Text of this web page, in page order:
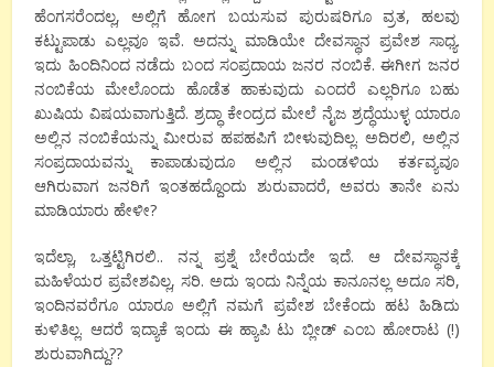
ಹೆಂಗಸರೆಂದಲ್ಲ, ಅಲ್ಲಿಗೆ ಹೋಗ ಬಯಸುವ ಪುರುಷರಿಗೂ ವ್ರತ, ಹಲವು
ಕಟ್ಟುಪಾಡು ಎಲ್ಲವೂ ಇವೆ. ಅದನ್ನು ಮಾಡಿಯೇ ದೇವಸ್ಥಾನ ಪ್ರವೇಶ ಸಾಧ್ಯ.
ಇದು ಹಿಂದಿನಿಂದ ನಡೆದು ಬಂದ ಸಂಪ್ರದಾಯ ಜನರ ನಂಬಿಕೆ. ಈಗೀಗ ಜನರ
ನಂಬಿಕೆಯ ಮೇಲೊಂದು ಹೊಡೆತ ಹಾಕುವುದು ಎಂದರೆ ಎಲ್ಲರಿಗೂ ಬಹು
ಖುಷಿಯ ವಿಷಯವಾಗುತ್ತಿದೆ. ಶ್ರದ್ಧಾ ಕೇಂದ್ರದ ಮೇಲೆ ನೈಜ ಶ್ರದ್ಧೆಯುಳ್ಳ ಯಾರೂ
ಅಲ್ಲಿನ ನಂಬಿಕೆಯನ್ನು ಮೀರುವ ಹಪಹಪಿಗೆ ಬೀಳುವುದಿಲ್ಲ. ಅದಿರಲಿ, ಅಲ್ಲಿನ
ಸಂಪ್ರದಾಯವನ್ನು ಕಾಪಾಡುವುದೂ ಅಲ್ಲಿನ ಮಂಡಳಿಯ ಕರ್ತವ್ಯವೂ
ಆಗಿರುವಾಗ ಜನರಿಗೆ ಇಂತಹದ್ದೊಂದು ಶುರುವಾದರೆ, ಅವರು ತಾನೇ ಏನು
ಮಾಡಿಯಾರು ಹೇಳೀ?
ಇದೆಲ್ಲಾ, ಒತ್ತಟ್ಟಿಗಿರಲಿ.. ನನ್ನ ಪ್ರಶ್ನೆ ಬೇರೆಯದೇ ಇದೆ. ಆ ದೇವಸ್ಥಾನಕ್ಕೆ
ಮಹಿಳೆಯರ ಪ್ರವೇಶವಿಲ್ಲ, ಸರಿ. ಅದು ಇಂದು ನಿನ್ನೆಯ ಕಾನೂನಲ್ಲ ಅದೂ ಸರಿ,
ಇಂದಿನವರೆಗೂ ಯಾರೂ ಅಲ್ಲಿಗೆ ನಮಗೆ ಪ್ರವೇಶ ಬೇಕೆಂದು ಹಟ ಹಿಡಿದು
ಕುಳಿತಿಲ್ಲ. ಆದರೆ ಇದ್ಯಾಕೆ ಇಂದು ಈ ಹ್ಯಾಪಿ ಟು ಬ್ಲೀಡ್ ಎಂಬ ಹೋರಾಟ (!)
ಶುರುವಾಗಿದ್ದು??